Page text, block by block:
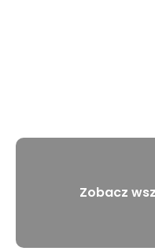
Zobacz